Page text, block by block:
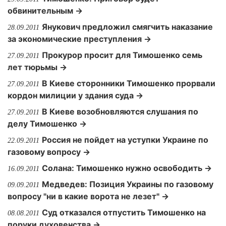
обвинительным →
28.09.2011 Янукович предложил смягчить наказание
за экономические преступления →
27.09.2011 Прокурор просит для Тимошенко семь
лет тюрьмы →
27.09.2011 В Киеве сторонники Тимошенко прорвали
кордон милиции у здания суда →
27.09.2011 В Киеве возобновляются слушания по
делу Тимошенко →
22.09.2011 Россия не пойдет на уступки Украине по
газовому вопросу →
16.09.2011 Солана: Тимошенко нужно освободить →
09.09.2011 Медведев: Позиция Украины по газовому
вопросу "ни в какие ворота не лезет" →
08.08.2011 Суд отказался отпустить Тимошенко на